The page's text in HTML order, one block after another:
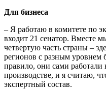
Для бизнеса
– Я работаю в комитете по
входит 21 сенатор. Вместе
четвертую часть страны –
регионов с разным уровнем
правило, они сами работали
производстве, и я считаю,
экспертный состав.